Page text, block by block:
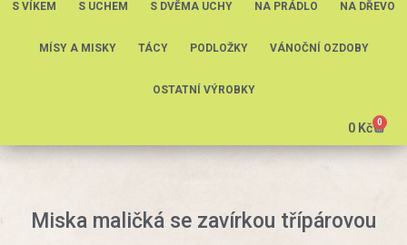
S VÍKEM S UCHEM S DVĚMA UCHY NA PRÁDLO NA DŘEVO
MÍSY A MISKY TÁCY PODLOŽKY VÁNOČNÍ OZDOBY
OSTATNÍ VÝROBKY
0 Kč 0
Miska maličká se zavírkou třípárovou